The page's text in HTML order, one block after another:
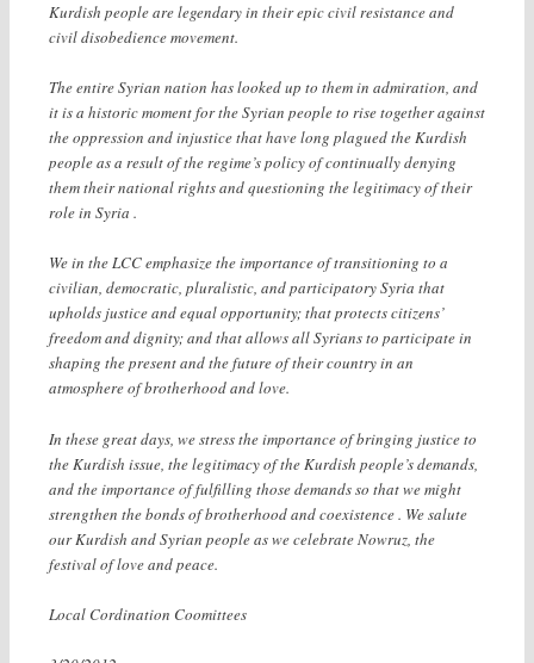
Kurdish people are legendary in their epic civil resistance and
civil disobedience movement.
The entire Syrian nation has looked up to them in admiration, and
it is a historic moment for the Syrian people to rise together against
the oppression and injustice that have long plagued the Kurdish
people as a result of the regime’s policy of continually denying
them their national rights and questioning the legitimacy of their
role in Syria .
We in the LCC emphasize the importance of transitioning to a
civilian, democratic, pluralistic, and participatory Syria that
upholds justice and equal opportunity; that protects citizens’
freedom and dignity; and that allows all Syrians to participate in
shaping the present and the future of their country in an
atmosphere of brotherhood and love.
In these great days, we stress the importance of bringing justice to
the Kurdish issue, the legitimacy of the Kurdish people’s demands,
and the importance of fulfilling those demands so that we might
strengthen the bonds of brotherhood and coexistence . We salute
our Kurdish and Syrian people as we celebrate Nowruz, the
festival of love and peace.
Local Cordination Coomittees